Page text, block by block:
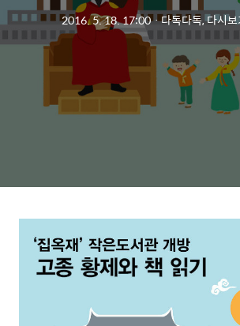
2016. 5. 18. 17:00ㆍ다독다독, 다시